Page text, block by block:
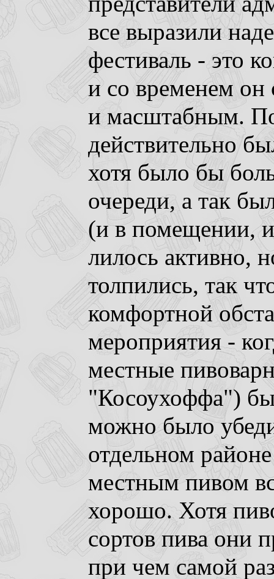
все выразили
фестиваль - это
и со временем он
и масштабным.
действительно
хотя было бы
очереди, а так
(и в помещении,
лилось активно,
толпились, так
комфортной
мероприятия -
местные
"Косоухоффа")
можно было
отдельном
местным пивом
хорошо. Хотя
сортов пива они
при чем самой